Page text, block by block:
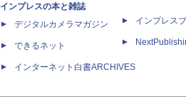
インプレスの本と雑誌
デジタルカメラマガジン
できるネット
インターネット白書ARCHIVES
インプレス